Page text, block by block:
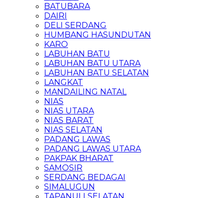
BATUBARA
DAIRI
DELI SERDANG
HUMBANG HASUNDUTAN
KARO
LABUHAN BATU
LABUHAN BATU UTARA
LABUHAN BATU SELATAN
LANGKAT
MANDAILING NATAL
NIAS
NIAS UTARA
NIAS BARAT
NIAS SELATAN
PADANG LAWAS
PADANG LAWAS UTARA
PAKPAK BHARAT
SAMOSIR
SERDANG BEDAGAI
SIMALUGUN